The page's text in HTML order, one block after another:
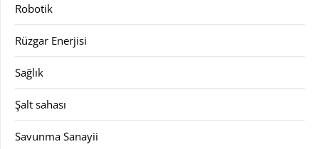
Robotik
Rüzgar Enerjisi
Sağlık
Şalt sahası
Savunma Sanayii